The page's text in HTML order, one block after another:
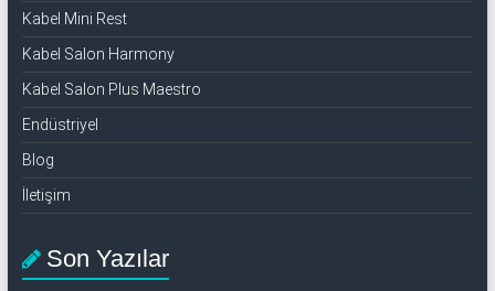
Kabel Mini Rest
Kabel Salon Harmony
Kabel Salon Plus Maestro
Endüstriyel
Blog
İletişim
Son Yazılar